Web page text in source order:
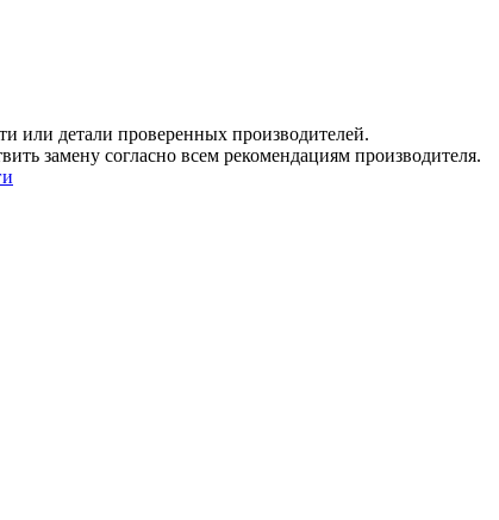
или детали проверенных производителей.
замену согласно всем рекомендациям производителя.